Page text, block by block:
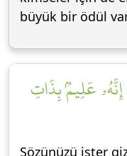
büyük bir ödül
عَلِيمُۢ بِذَاتِ
Sözünüzü ister